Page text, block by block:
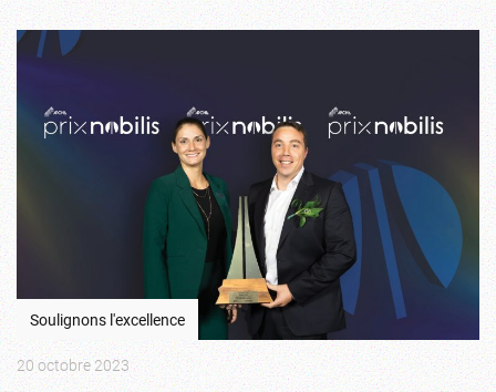
Soulignons l'excellence
20 octobre 2023